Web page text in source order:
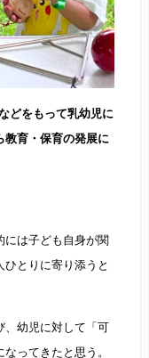
どをもって乳幼児に
教育・保育の発展に
には子ども自身が関
とりに寄り添うと
、幼児に対して「可
ってきたと思う。